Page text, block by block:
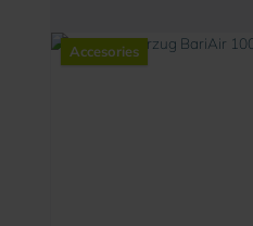
Accesories